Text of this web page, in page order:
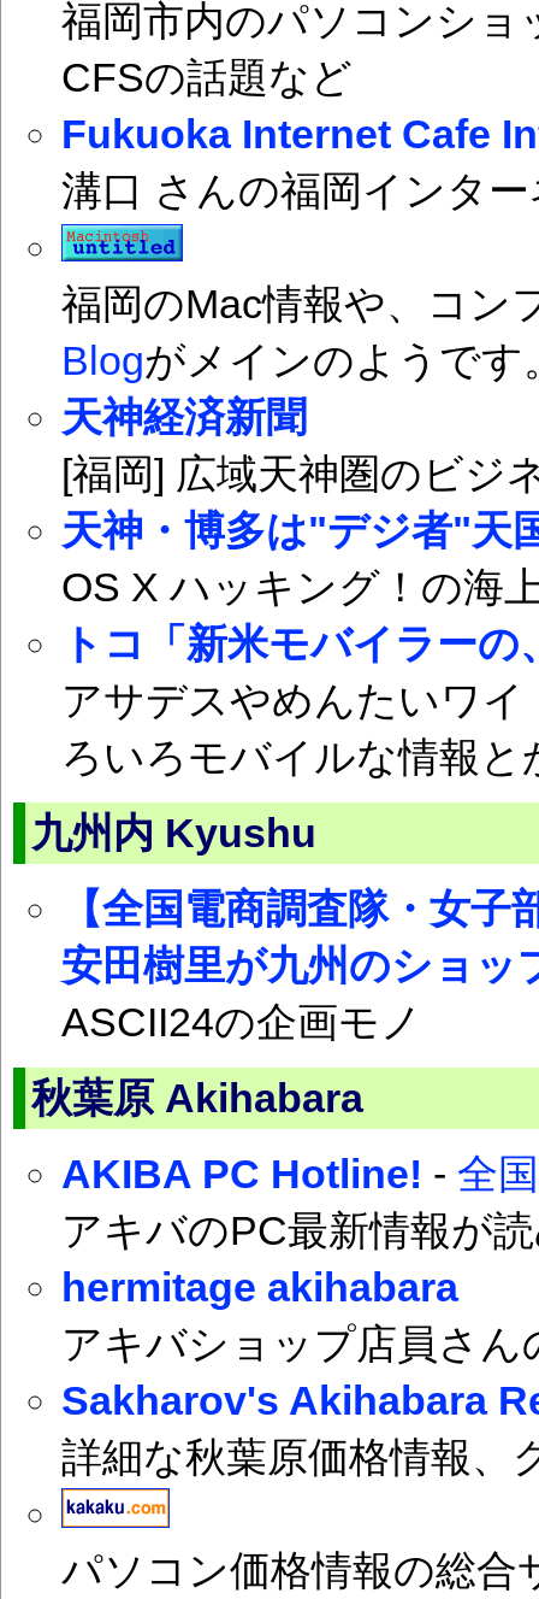
福岡市内のパソコンショ
CFSの話題など
Fukuoka Internet Cafe
溝口 さんの福岡インタ
福岡のMac情報や、コン
Blogがメインのようです
天神経済新聞
[福岡] 広域天神圏のビジ
天神・博多は"デジ者"天
OS X ハッキング！の海
トコ「新米モバイラー
アサデスやめんたいワ
ろいろモバイルな情報と
九州内 Kyushu
【全国電商調査隊・女
安田樹里が九州のショッ
ASCII24の企画モノ
秋葉原 Akihabara
AKIBA PC Hotline! - 全
アキバのPC最新情報が
hermitage akihabara
アキバショップ店員さん
Sakharov's Akihabara
詳細な秋葉原価格情報、
パソコン価格情報の総合